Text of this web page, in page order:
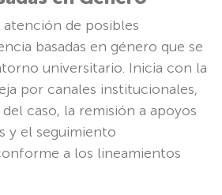
de posibles
basadas en género que se
universitario. Inicia con la
por canales institucionales,
caso, la remisión a apoyos
y el seguimiento
a los lineamientos